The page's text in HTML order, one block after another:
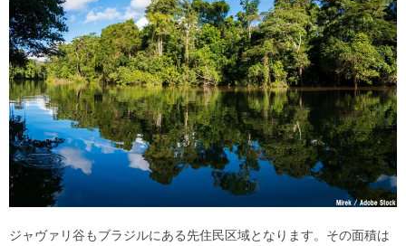
ジャヴァリ谷もブラジルにある先住民区域となります。その面積は